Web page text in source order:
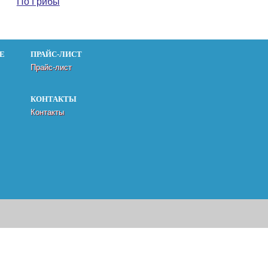
ПРАЙС-ЛИСТ
Прайс-лист
КОНТАКТЫ
Контакты